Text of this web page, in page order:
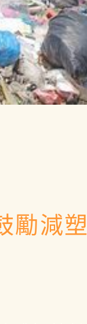
勵減